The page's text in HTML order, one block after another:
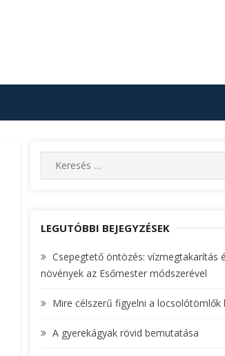
e
c
f
o
:
LEGUTÓBBI BEJEGYZÉSEK
Csepegtető öntözés: vízmegtakarítás
növények az Esőmester módszerével
Mire célszerű figyelni a locsolótömlők
A gyerekágyak rövid bemutatása